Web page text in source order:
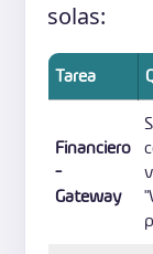
solas:
Tarea
Financiero
-
Gateway